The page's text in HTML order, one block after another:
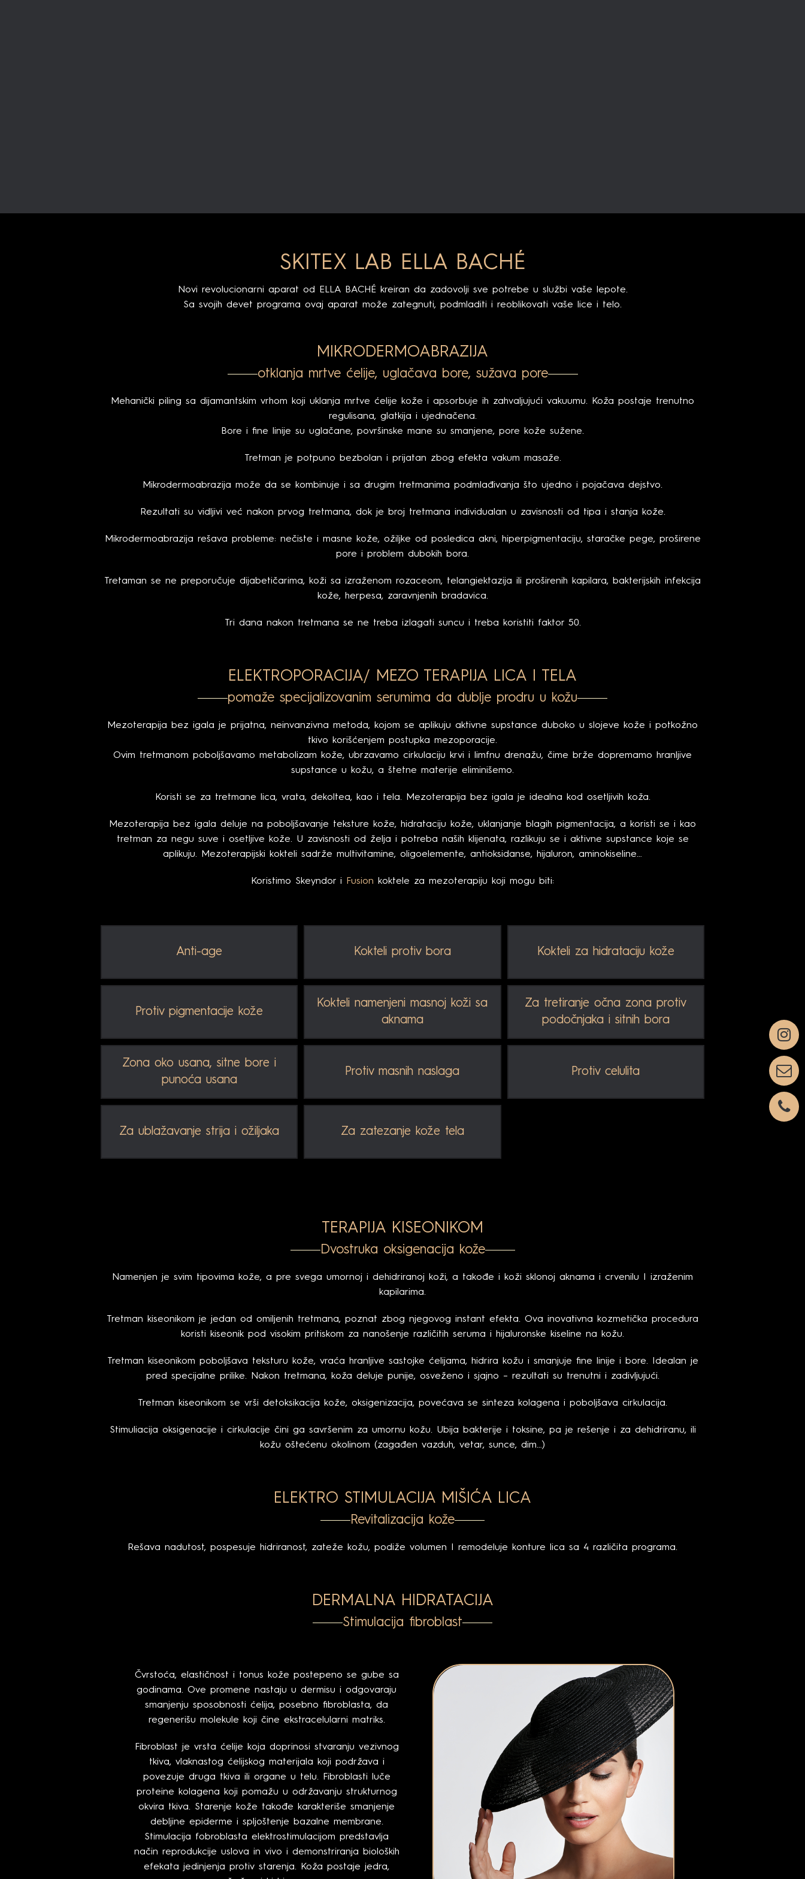
SKITEX LAB ELLA BACHÉ
Novi revolucionarni aparat od ELLA BACHÉ kreiran da zadovolji sve potrebe u službi vaše lepote.
Sa svojih devet programa ovaj aparat može zategnuti, podmladiti i reoblikovati vaše lice i telo.
MIKRODERMOABRAZIJA
otklanja mrtve ćelije, uglačava bore, sužava pore
Mehanički piling sa dijamantskim vrhom koji uklanja mrtve ćelije kože i apsorbuje ih zahvaljujući vakuumu. Koža postaje trenutno
regulisana, glatkija i ujednačena.
Bore i fine linije su uglačane, površinske mane su smanjene, pore kože sužene.
Tretman je potpuno bezbolan i prijatan zbog efekta vakum masaže.
Mikrodermoabrazija može da se kombinuje i sa drugim tretmanima podmlađivanja što ujedno i pojačava dejstvo.
Rezultati su vidljivi već nakon prvog tretmana, dok je broj tretmana individualan u zavisnosti od tipa i stanja kože.
Mikrodermoabrazija rešava probleme: nečiste i masne kože, ožiljke od posledica akni, hiperpigmentaciju, staračke pege, proširene
pore i problem dubokih bora.
Tretaman se ne preporučuje dijabetičarima, koži sa izraženom rozaceom, telangiektazija ili proširenih kapilara, bakterijskih infekcija
kože, herpesa, zaravnjenih bradavica.
Tri dana nakon tretmana se ne treba izlagati suncu i treba koristiti faktor 50.
ELEKTROPORACIJA/ MEZO TERAPIJA LICA I TELA
pomaže specijalizovanim serumima da dublje prodru u kožu
Mezoterapija bez igala je prijatna, neinvanzivna metoda, kojom se aplikuju aktivne supstance duboko u slojeve kože i potkožno
tkivo korišćenjem postupka mezoporacije.
Ovim tretmanom poboljšavamo metabolizam kože, ubrzavamo cirkulaciju krvi i limfnu drenažu, čime brže dopremamo hranljive
supstance u kožu, a štetne materije eliminišemo.
Koristi se za tretmane lica, vrata, dekoltea, kao i tela. Mezoterapija bez igala je idealna kod osetljivih koža.
Mezoterapija bez igala deluje na poboljšavanje teksture kože, hidrataciju kože, uklanjanje blagih pigmentacija, a koristi se i kao
tretman za negu suve i osetljive kože. U zavisnosti od želja i potreba naših klijenata, razlikuju se i aktivne supstance koje se
aplikuju. Mezoterapijski kokteli sadrže multivitamine, oligoelemente, antioksidanse, hijaluron, aminokiseline…
Koristimo Skeyndor i Fusion koktele za mezoterapiju koji mogu biti:
Anti-age Kokteli protiv bora Kokteli za hidrataciju kože
Protiv pigmentacije kože
Kokteli namenjeni masnoj koži sa
aknama
Za tretiranje očna zona protiv
podočnjaka i sitnih bora
Zona oko usana, sitne bore i
punoća usana
Protiv masnih naslaga Protiv celulita
Za ublažavanje strija i ožiljaka Za zatezanje kože tela
TERAPIJA KISEONIKOM
Dvostruka oksigenacija kože
Namenjen je svim tipovima kože, a pre svega umornoj i dehidriranoj koži, a takođe i koži sklonoj aknama i crvenilu I izraženim
kapilarima.
Tretman kiseonikom je jedan od omiljenih tretmana, poznat zbog njegovog instant efekta. Ova inovativna kozmetička procedura
koristi kiseonik pod visokim pritiskom za nanošenje različitih seruma i hijaluronske kiseline na kožu.
Tretman kiseonikom poboljšava teksturu kože, vraća hranljive sastojke ćelijama, hidrira kožu i smanjuje fine linije i bore. Idealan je
pred specijalne prilike. Nakon tretmana, koža deluje punije, osveženo i sjajno – rezultati su trenutni i zadivljujući.
Tretman kiseonikom se vrši detoksikacija kože, oksigenizacija, povećava se sinteza kolagena i poboljšava cirkulacija.
Stimuliacija oksigenacije i cirkulacije čini ga savršenim za umornu kožu. Ubija bakterije i toksine, pa je rešenje i za dehidriranu, ili
kožu oštećenu okolinom (zagađen vazduh, vetar, sunce, dim…)
ELEKTRO STIMULACIJA MIŠIĆA LICA
Revitalizacija kože
Rešava nadutost, pospesuje hidriranost, zateže kožu, podiže volumen I remodeluje konture lica sa 4 različita programa.
DERMALNA HIDRATACIJA
Stimulacija fibroblast
Čvrstoća, elastičnost i tonus kože postepeno se gube sa
godinama. Ove promene nastaju u dermisu i odgovaraju
smanjenju sposobnosti ćelija, posebno fibroblasta, da
regenerišu molekule koji čine ekstracelularni matriks.
Fibroblast je vrsta ćelije koja doprinosi stvaranju vezivnog
tkiva, vlaknastog ćelijskog materijala koji podržava i
povezuje druga tkiva ili organe u telu. Fibroblasti luče
proteine kolagena koji pomažu u održavanju strukturnog
okvira tkiva. Starenje kože takođe karakteriše smanjenje
debljine epiderme i spljoštenje bazalne membrane.
Stimulacija fobroblasta elektrostimulacijom predstavlja
način reprodukcije uslova in vivo i demonstriranja bioloških
efekata jedinjenja protiv starenja. Koža postaje jedra,